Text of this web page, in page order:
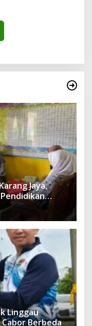
Jaya,
Linggau
Cabor Berbeda